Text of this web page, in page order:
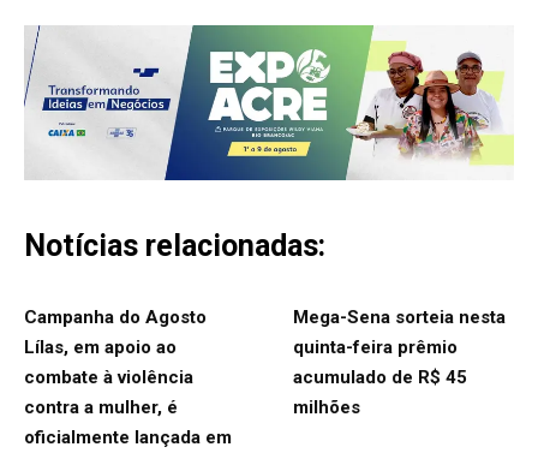
Notícias relacionadas:
Campanha do Agosto
Lílas, em apoio ao
combate à violência
contra a mulher, é
oficialmente lançada em
Mega-Sena sorteia nesta
quinta-feira prêmio
acumulado de R$ 45
milhões